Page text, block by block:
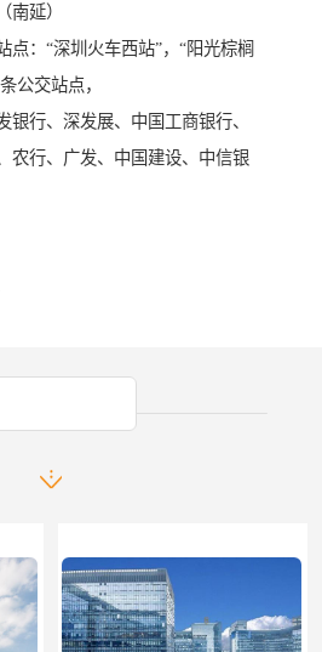
南延）
点：“深圳火车西站”，“阳光棕榈
公交站点，
银行、深发展、中国工商银行、
农行、广发、中国建设、中信银